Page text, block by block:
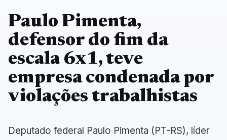
Paulo Pimenta,
defensor do fim da
escala 6x1, teve
empresa condenada por
violações trabalhistas
Deputado federal Paulo Pimenta (PT-RS), líder